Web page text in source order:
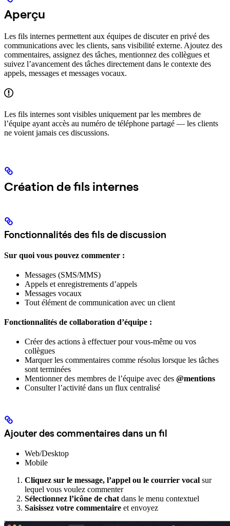
Aperçu
Les fils internes permettent aux équipes de discuter en privé des
communications avec les clients, sans visibilité externe. Ajoutez des
commentaires, assignez des tâches, mentionnez des collègues et
suivez l’avancement des tâches directement dans le contexte des
appels, messages et messages vocaux.
Les fils internes sont visibles uniquement par les membres de
l’équipe ayant accès au numéro de téléphone partagé — les clients
ne voient jamais ces discussions.
Création de fils internes
Fonctionnalités des fils de discussion
Sur quoi vous pouvez commenter :
Messages (SMS/MMS)
Appels et enregistrements d’appels
Messages vocaux
Tout élément de communication avec un client
Fonctionnalités de collaboration d’équipe :
Créer des actions à effectuer pour vous-même ou vos
collègues
Marquer les commentaires comme résolus lorsque les tâches
sont terminées
Mentionner des membres de l’équipe avec des @mentions
Consulter l’activité dans un flux centralisé
Ajouter des commentaires dans un fil
Web/Desktop
Mobile
Cliquez sur le message, l’appel ou le courrier vocal sur
lequel vous voulez commenter
Sélectionnez l’icône de chat dans le menu contextuel
Saisissez votre commentaire et envoyez